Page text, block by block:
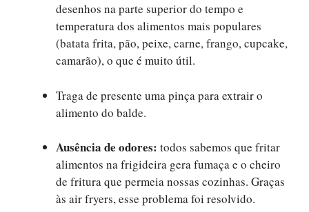
desenhos na parte superior do tempo e
temperatura dos alimentos mais populares
(batata frita, pão, peixe, carne, frango, cupcake,
camarão), o que é muito útil.
Traga de presente uma pinça para extrair o
alimento do balde.
Ausência de odores: todos sabemos que fritar
alimentos na frigideira gera fumaça e o cheiro
de fritura que permeia nossas cozinhas. Graças
às air fryers, esse problema foi resolvido.